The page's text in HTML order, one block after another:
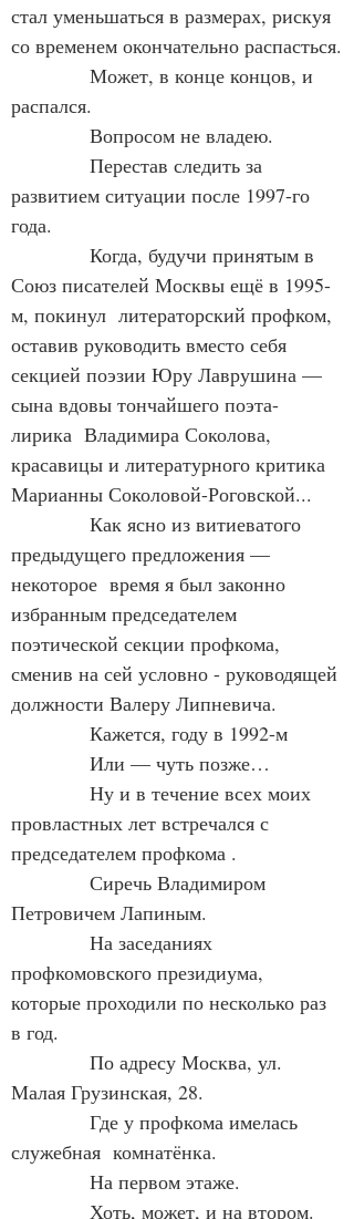
стал уменьшаться в размерах, рискуя
со временем окончательно распасться.
Может, в конце концов, и
распался.
Вопросом не владею.
Перестав следить за
развитием ситуации после 1997-го
года.
Когда, будучи принятым в
Союз писателей Москвы ещё в 1995-
м, покинул  литераторский профком,
оставив руководить вместо себя
секцией поэзии Юру Лаврушина —
сына вдовы тончайшего поэта-
лирика  Владимира Соколова,
красавицы и литературного критика
Марианны Соколовой-Роговской...
Как ясно из витиеватого
предыдущего предложения —
некоторое  время я был законно
избранным председателем
поэтической секции профкома,
сменив на сей условно - руководящей
должности Валеру Липневича.
Кажется, году в 1992-м
Или — чуть позже…
Ну и в течение всех моих
провластных лет встречался с
председателем профкома .
Сиречь Владимиром
Петровичем Лапиным.
На заседаниях
профкомовского президиума,
которые проходили по несколько раз
в год.
По адресу Москва, ул.
Малая Грузинская, 28.
Где у профкома имелась
служебная  комнатёнка.
На первом этаже.
Хоть, может, и на втором.